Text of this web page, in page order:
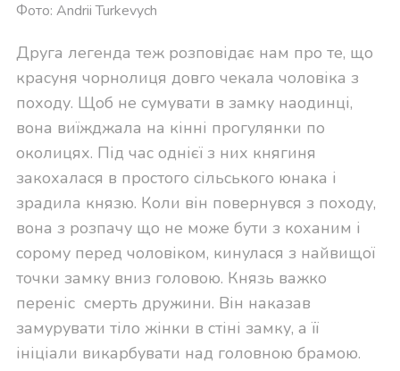
Фото: Andrii Turkevych
Друга легенда теж розповідає нам про те, що
красуня чорнолиця довго чекала чоловіка з
походу. Щоб не сумувати в замку наодинці,
вона виїжджала на кінні прогулянки по
околицях. Під час однієї з них княгиня
закохалася в простого сільського юнака і
зрадила князю. Коли він повернувся з походу,
вона з розпачу що не може бути з коханим і
сорому перед чоловіком, кинулася з найвищої
точки замку вниз головою. Князь важко
переніс смерть дружини. Він наказав
замурувати тіло жінки в стіні замку, а її
ініціали викарбувати над головною брамою.